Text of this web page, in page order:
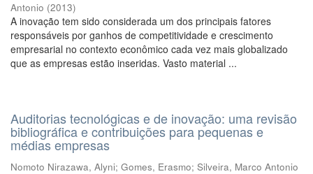
Antonio (2013)
A inovação tem sido considerada um dos principais fatores
responsáveis por ganhos de competitividade e crescimento
empresarial no contexto econômico cada vez mais globalizado
que as empresas estão inseridas. Vasto material ...
Auditorias tecnológicas e de inovação: uma revisão
bibliográfica e contribuições para pequenas e
médias empresas
Nomoto Nirazawa, Alyni; Gomes, Erasmo; Silveira, Marco Antonio